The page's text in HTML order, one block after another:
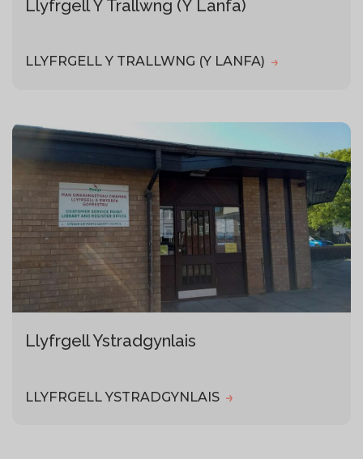
Llyfrgell Y Trallwng (Y Lanfa)
LLYFRGELL Y TRALLWNG (Y LANFA)
Llyfrgell Ystradgynlais
LLYFRGELL YSTRADGYNLAIS